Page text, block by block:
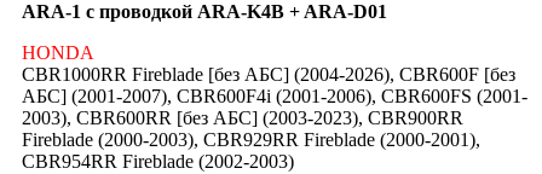
ARA-1 с проводкой ARA-K4B + ARA-D01
HONDA
CBR1000RR Fireblade [без АБС] (2004-2026), CBR600F [без
АБС] (2001-2007), CBR600F4i (2001-2006), CBR600FS (2001-
2003), CBR600RR [без АБС] (2003-2023), CBR900RR
Fireblade (2000-2003), CBR929RR Fireblade (2000-2001),
CBR954RR Fireblade (2002-2003)